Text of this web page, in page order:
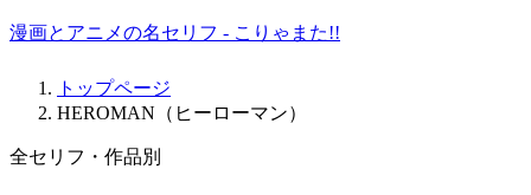
漫画とアニメの名セリフ - こりゃまた!!
トップページ
HEROMAN（ヒーローマン）
全セリフ・作品別